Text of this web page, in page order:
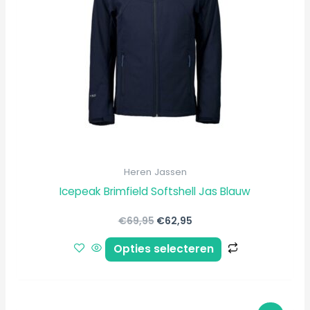
Heren Jassen
Icepeak Brimfield Softshell Jas Blauw
€69,95 €62,95
Opties selecteren